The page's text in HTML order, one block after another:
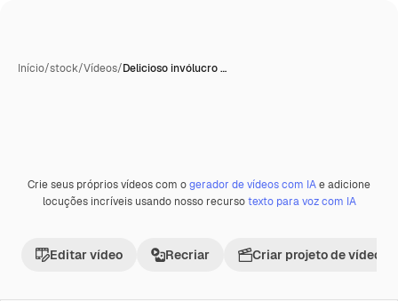
Início/stock/Vídeos/Delicioso invólucro …
Premium
Crie seus próprios vídeos com ogerador de vídeos com IAe adicione
locuções incríveis usando nosso recursotexto para voz com IA
Editar vídeo Recriar Criar projeto de vídeo